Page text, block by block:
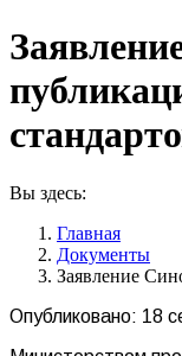
Вы здесь:
Главная
Документы
Заявление
Опубликовано: 18